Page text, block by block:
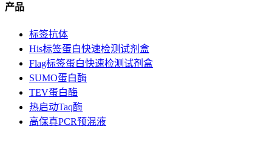
产品
标签抗体
His标签蛋白快速检测试剂盒
Flag标签蛋白快速检测试剂盒
SUMO蛋白酶
TEV蛋白酶
热启动Taq酶
高保真PCR预混液